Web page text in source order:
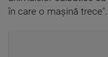
în care o mașină trece".